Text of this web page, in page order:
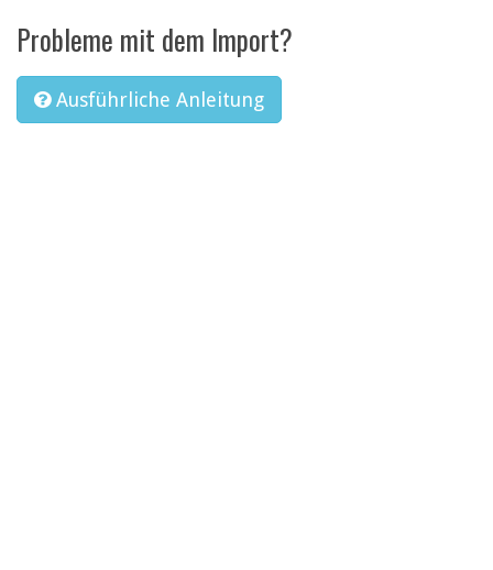
Probleme mit dem Import?
Ausführliche Anleitung